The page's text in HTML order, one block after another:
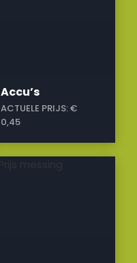
Accu’s
ACTUELE PRIJS:€
0,45